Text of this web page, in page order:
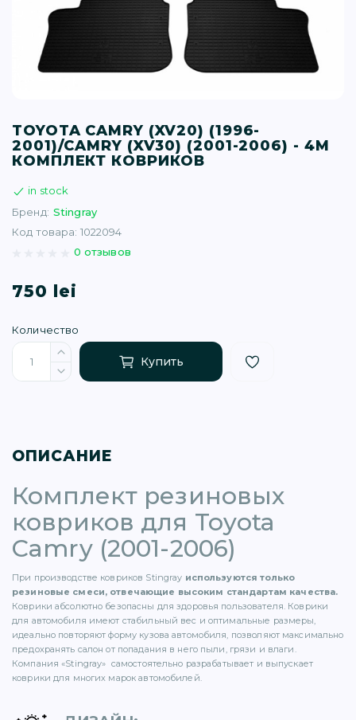
TOYOTA CAMRY (XV20) (1996-
2001)/CAMRY (XV30) (2001-2006) - 4М
КОМПЛЕКТ КОВРИКОВ
in stock
Бренд: Stingray
Код товара: 1022094
0 отзывов
750 lei
Количество
Купить
ОПИСАНИЕ
Комплект резиновых
ковриков для Toyota
Camry (2001-2006)
При производстве ковриков Stingray используются только
резиновые смеси, отвечающие высоким стандартам качества.
Коврики абсолютно безопасны для здоровья пользователя. Коврики
для автомобиля имеют стабильный вес и оптимальные размеры,
идеально повторяют форму кузова автомобиля, позволяют максимально
предохранять салон от попадания в него пыли, грязи и влаги.
Компания «Stingray» самостоятельно разрабатывает и выпускает
коврики для многих марок автомобилей.